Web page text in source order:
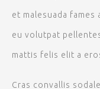
et malesuada
eu volutpat
mattis felis elit a
Cras convallis